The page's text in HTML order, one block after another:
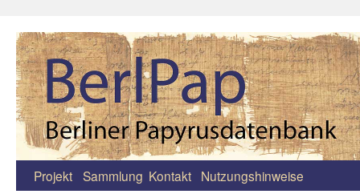
Zum
Projekt Sammlung Kontakt Nutzungshinweise